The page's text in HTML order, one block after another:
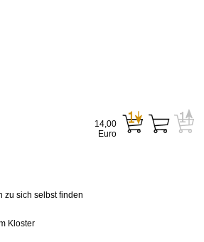
zu sich selbst finden
Kloster
14,00
Euro